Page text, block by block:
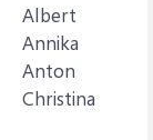
Albert
Annika
Anton
Christina